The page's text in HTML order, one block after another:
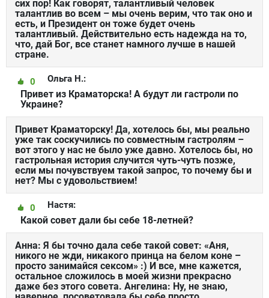
сих пор! Как говорят, талантливый человек
талантлив во всем – мы очень верим, что так оно и
есть, и Президент он тоже будет очень
талантливый. Действительно есть надежда на то,
что, дай Бог, все станет намного лучше в нашей
стране.
Ольга Н.:
0
Привет из Краматорска! А будут ли гастроли по
Украине?
Привет Краматорску! Да, хотелось бы, мы реально
уже так соскучились по совместным гастролям –
вот этого у нас не было уже давно. Хотелось бы, но
гастрольная история случится чуть-чуть позже,
если мы почувствуем такой запрос, то почему бы и
нет? Мы с удовольствием!
Настя:
0
Какой совет дали бы себе 18-летней?
Анна: Я бы точно дала себе такой совет: «Аня,
никого не жди, никакого принца на белом коне –
просто занимайся сексом» :) И все, мне кажется,
остальное сложилось в моей жизни прекрасно
даже без этого совета. Ангелина: Ну, не знаю,